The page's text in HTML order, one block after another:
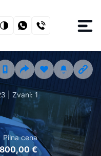
| Zvani: 1
Pilna cena
€